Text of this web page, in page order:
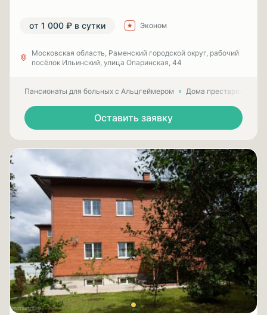
от 1 000 ₽ в сутки Эконом
Московская область, Раменский городской округ, рабочий
посёлок Ильинский, улица Опаринская, 44
Пансионаты для больных с Альцгеймером Дома престарелых
Оставить заявку